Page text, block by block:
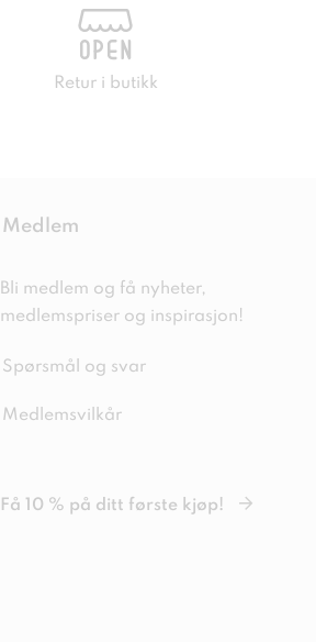
Retur i butikk
Medlem
Bli medlem og få nyheter,
medlemspriser og inspirasjon!
Spørsmål og svar
Medlemsvilkår
Få 10 % på ditt første kjøp!